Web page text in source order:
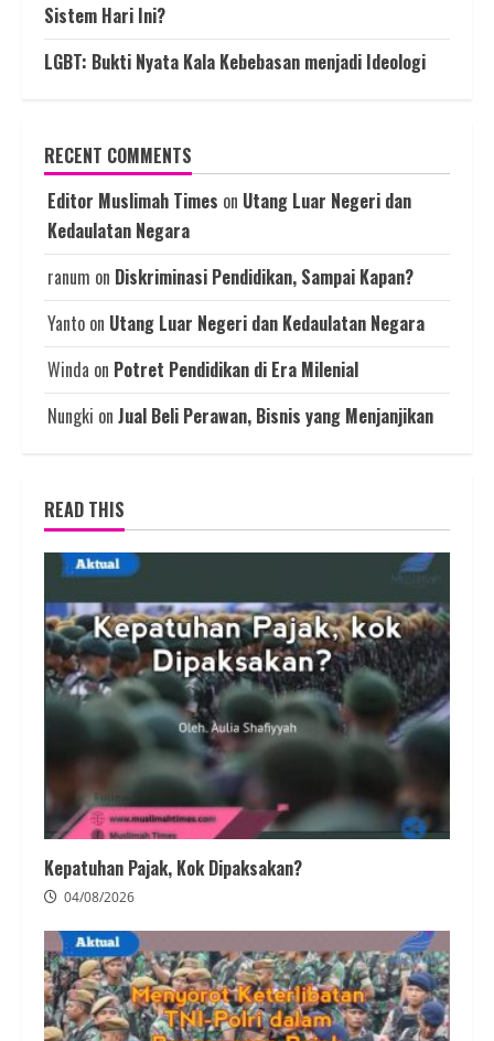
Sistem Hari Ini?
LGBT: Bukti Nyata Kala Kebebasan menjadi Ideologi
RECENT COMMENTS
Editor Muslimah Times on Utang Luar Negeri dan
Kedaulatan Negara
ranum on Diskriminasi Pendidikan, Sampai Kapan?
Yanto on Utang Luar Negeri dan Kedaulatan Negara
Winda on Potret Pendidikan di Era Milenial
Nungki on Jual Beli Perawan, Bisnis yang Menjanjikan
READ THIS
Kepatuhan Pajak, Kok Dipaksakan?
04/08/2026